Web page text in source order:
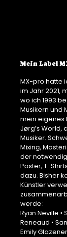
Mein Label
MX-pro hatte
im Jahr 2021,
wo ich 1993
Musikern und
mein eigenes
Jørg’s World,
Musiker.
Mixing,
der
Poster, T-
dazu. Bisher
Künstler
werde:
Ryan Neville •
Reneaud •
Emily